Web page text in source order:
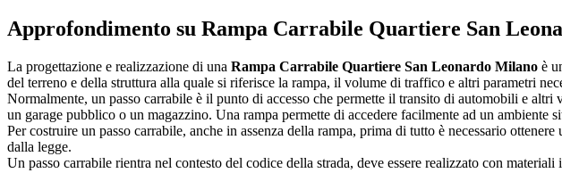
Approfondimento su Rampa Carrabile Quartiere San
La progettazione e realizzazione di una Rampa Carrabile Quartiere San Leonardo Milano è
del terreno e della struttura alla quale si riferisce la rampa, il volume di traffico e altri parametri
Normalmente, un passo carrabile è il punto di accesso che permette il transito di automobili e
un garage pubblico o un magazzino. Una rampa permette di accedere facilmente ad un ambiente
Per costruire un passo carrabile, anche in assenza della rampa, prima di tutto è necessario
dalla legge.
Un passo carrabile rientra nel contesto del codice della strada, deve essere realizzato con